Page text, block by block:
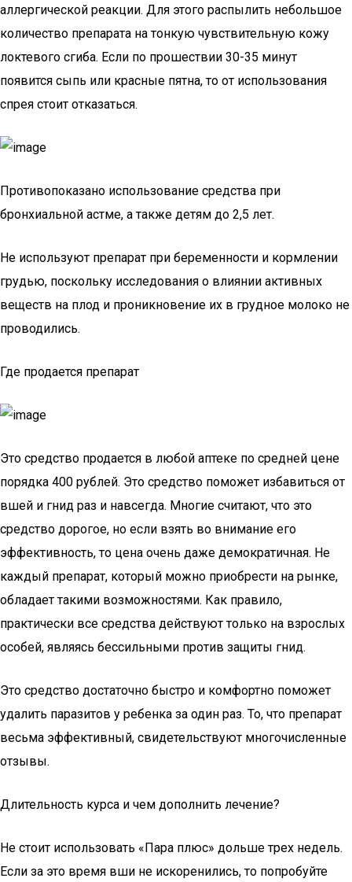
аллергической реакции. Для этого распылить небольшое
количество препарата на тонкую чувствительную кожу
локтевого сгиба. Если по прошествии 30-35 минут
появится сыпь или красные пятна, то от использования
спрея стоит отказаться.
Противопоказано использование средства при
бронхиальной астме, а также детям до 2,5 лет.
Не используют препарат при беременности и кормлении
грудью, поскольку исследования о влиянии активных
веществ на плод и проникновение их в грудное молоко не
проводились.
Где продается препарат
Это средство продается в любой аптеке по средней цене
порядка 400 рублей. Это средство поможет избавиться от
вшей и гнид раз и навсегда. Многие считают, что это
средство дорогое, но если взять во внимание его
эффективность, то цена очень даже демократичная. Не
каждый препарат, который можно приобрести на рынке,
обладает такими возможностями. Как правило,
практически все средства действуют только на взрослых
особей, являясь бессильными против защиты гнид.
Это средство достаточно быстро и комфортно поможет
удалить паразитов у ребенка за один раз. То, что препарат
весьма эффективный, свидетельствуют многочисленные
отзывы.
Длительность курса и чем дополнить лечение?
Не стоит использовать «Пара плюс» дольше трех недель.
Если за это время вши не искоренились, то попробуйте